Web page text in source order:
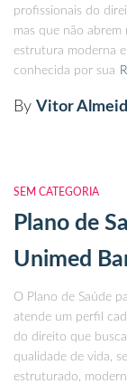
profissionais do
mas que não
estrutura moderna
conhecida por sua
By Vitor
SEM CATEGORIA
Plano de
Unimed
O Plano de Saúde
atende um perfil
do direito que
qualidade de vida,
estruturado,